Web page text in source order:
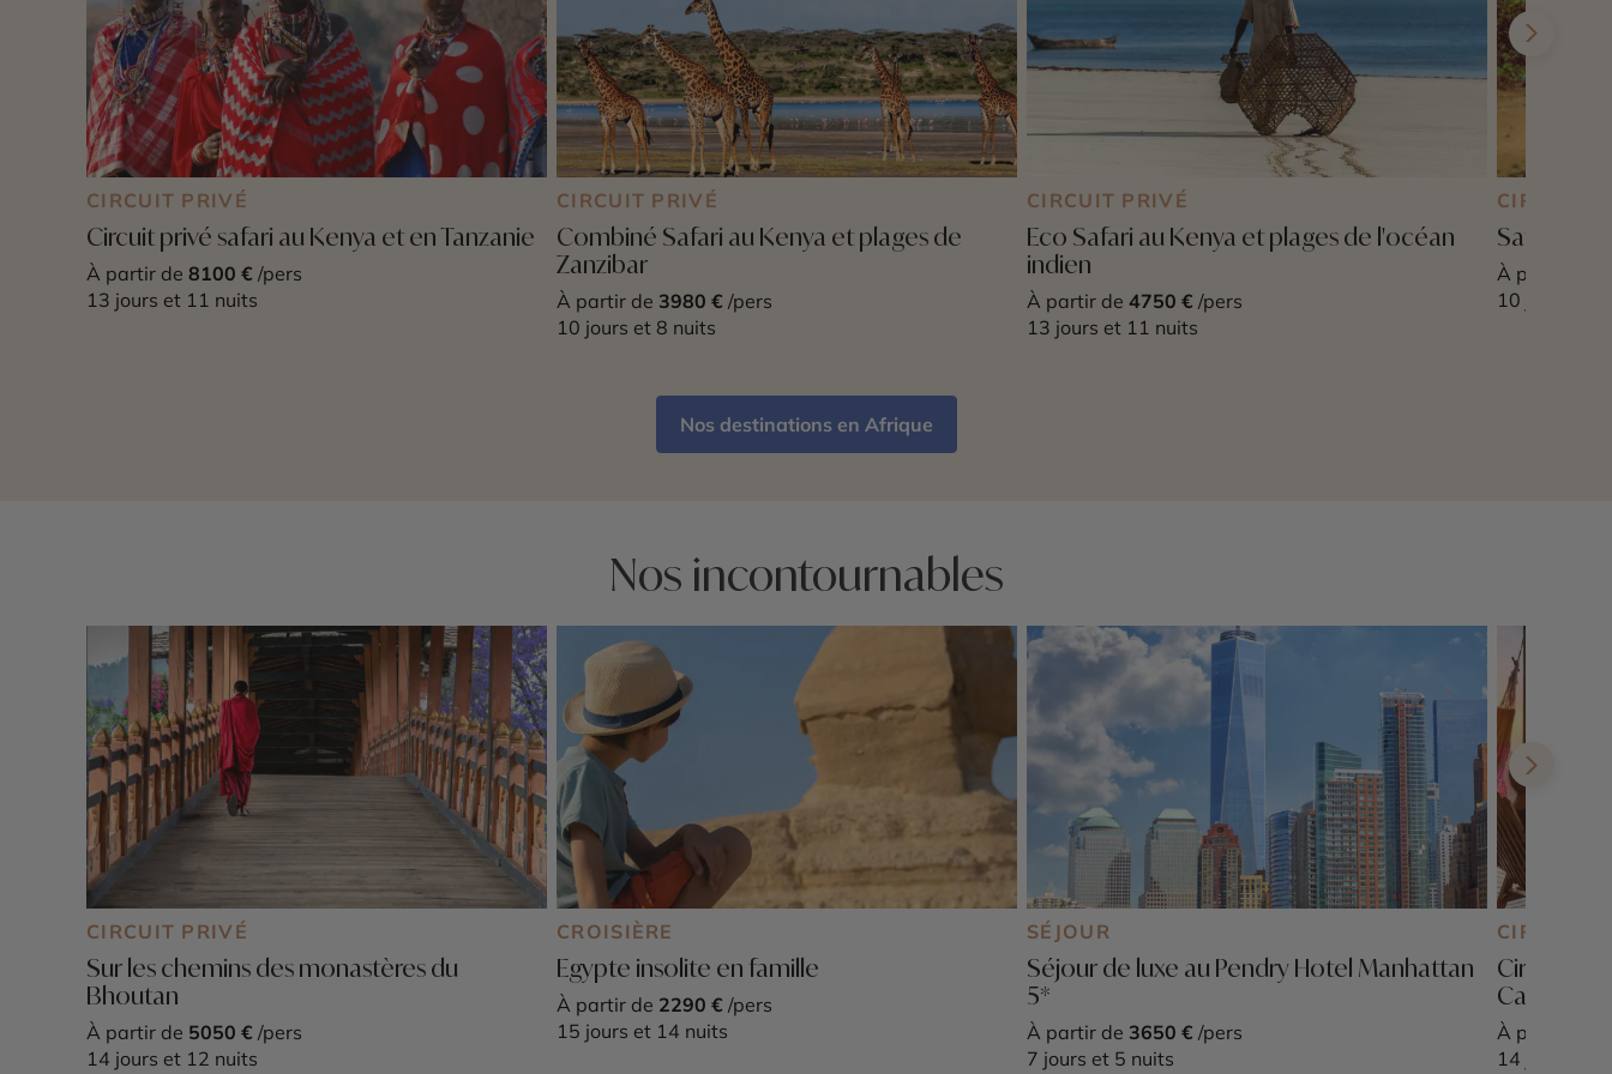
CIRCUIT PRIVÉ
Circuit privé safari au Kenya et en Tanzanie
À partir de 8100 € /pers
13 jours et 11 nuits
CIRCUIT PRIVÉ
Combiné Safari au Kenya et plages de
Zanzibar
À partir de 3980 € /pers
10 jours et 8 nuits
CIRCUIT PRIVÉ
Eco Safari au Kenya et plages de l'océan
indien
À partir de 4750 € /pers
13 jours et 11 nuits
CIRCUIT
Safari
À partir de
10 jours et
Nos destinations en Afrique
Nos incontournables
CIRCUIT PRIVÉ
Sur les chemins des monastères du
Bhoutan
À partir de 5050 € /pers
14 jours et 12 nuits
CROISIÈRE
Egypte insolite en famille
À partir de 2290 € /pers
15 jours et 14 nuits
SÉJOUR
Séjour de luxe au Pendry Hotel Manhattan
5*
À partir de 3650 € /pers
7 jours et 5 nuits
CIRCUIT
Circuit
À partir de
14 jours et